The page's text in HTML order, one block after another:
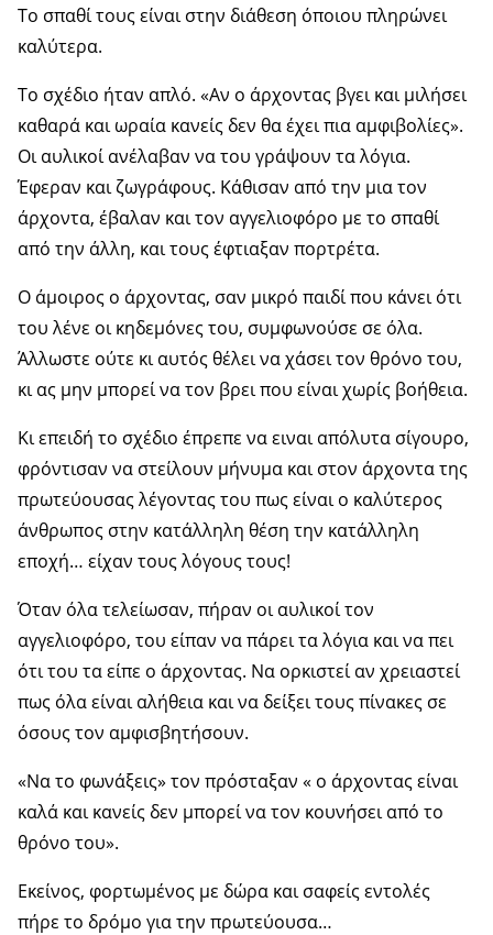
Το σπαθί τους είναι στην διάθεση όποιου πληρώνει
καλύτερα.
Το σχέδιο ήταν απλό. «Αν ο άρχοντας βγει και μιλήσει
καθαρά και ωραία κανείς δεν θα έχει πια αμφιβολίες».
Οι αυλικοί ανέλαβαν να του γράψουν τα λόγια.
Έφεραν και ζωγράφους. Κάθισαν από την μια τον
άρχοντα, έβαλαν και τον αγγελιοφόρο με το σπαθί
από την άλλη, και τους έφτιαξαν πορτρέτα.
Ο άμοιρος ο άρχοντας, σαν μικρό παιδί που κάνει ότι
του λένε οι κηδεμόνες του, συμφωνούσε σε όλα.
Άλλωστε ούτε κι αυτός θέλει να χάσει τον θρόνο του,
κι ας μην μπορεί να τον βρει που είναι χωρίς βοήθεια.
Κι επειδή το σχέδιο έπρεπε να ειναι απόλυτα σίγουρο,
φρόντισαν να στείλουν μήνυμα και στον άρχοντα της
πρωτεύουσας λέγοντας του πως είναι ο καλύτερος
άνθρωπος στην κατάλληλη θέση την κατάλληλη
εποχή… είχαν τους λόγους τους!
Όταν όλα τελείωσαν, πήραν οι αυλικοί τον
αγγελιοφόρο, του είπαν να πάρει τα λόγια και να πει
ότι του τα είπε ο άρχοντας. Να ορκιστεί αν χρειαστεί
πως όλα είναι αλήθεια και να δείξει τους πίνακες σε
όσους τον αμφισβητήσουν.
«Να το φωνάξεις» τον πρόσταξαν « ο άρχοντας είναι
καλά και κανείς δεν μπορεί να τον κουνήσει από το
θρόνο του».
Εκείνος, φορτωμένος με δώρα και σαφείς εντολές
πήρε το δρόμο για την πρωτεύουσα…